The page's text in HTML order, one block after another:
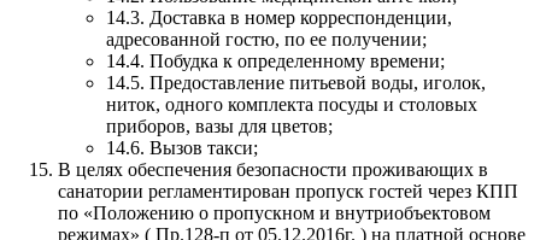
14.3. Доставка в номер корреспонденции,
адресованной гостю, по ее получении;
14.4. Побудка к определенному времени;
14.5. Предоставление питьевой воды, иголок,
ниток, одного комплекта посуды и столовых
приборов, вазы для цветов;
14.6. Вызов такси;
В целях обеспечения безопасности проживающих в
санатории регламентирован пропуск гостей через КПП
по «Положению о пропускном и внутриобъектовом
режимах» ( Пр.128-п от 05.12.2016г. ) на платной основе